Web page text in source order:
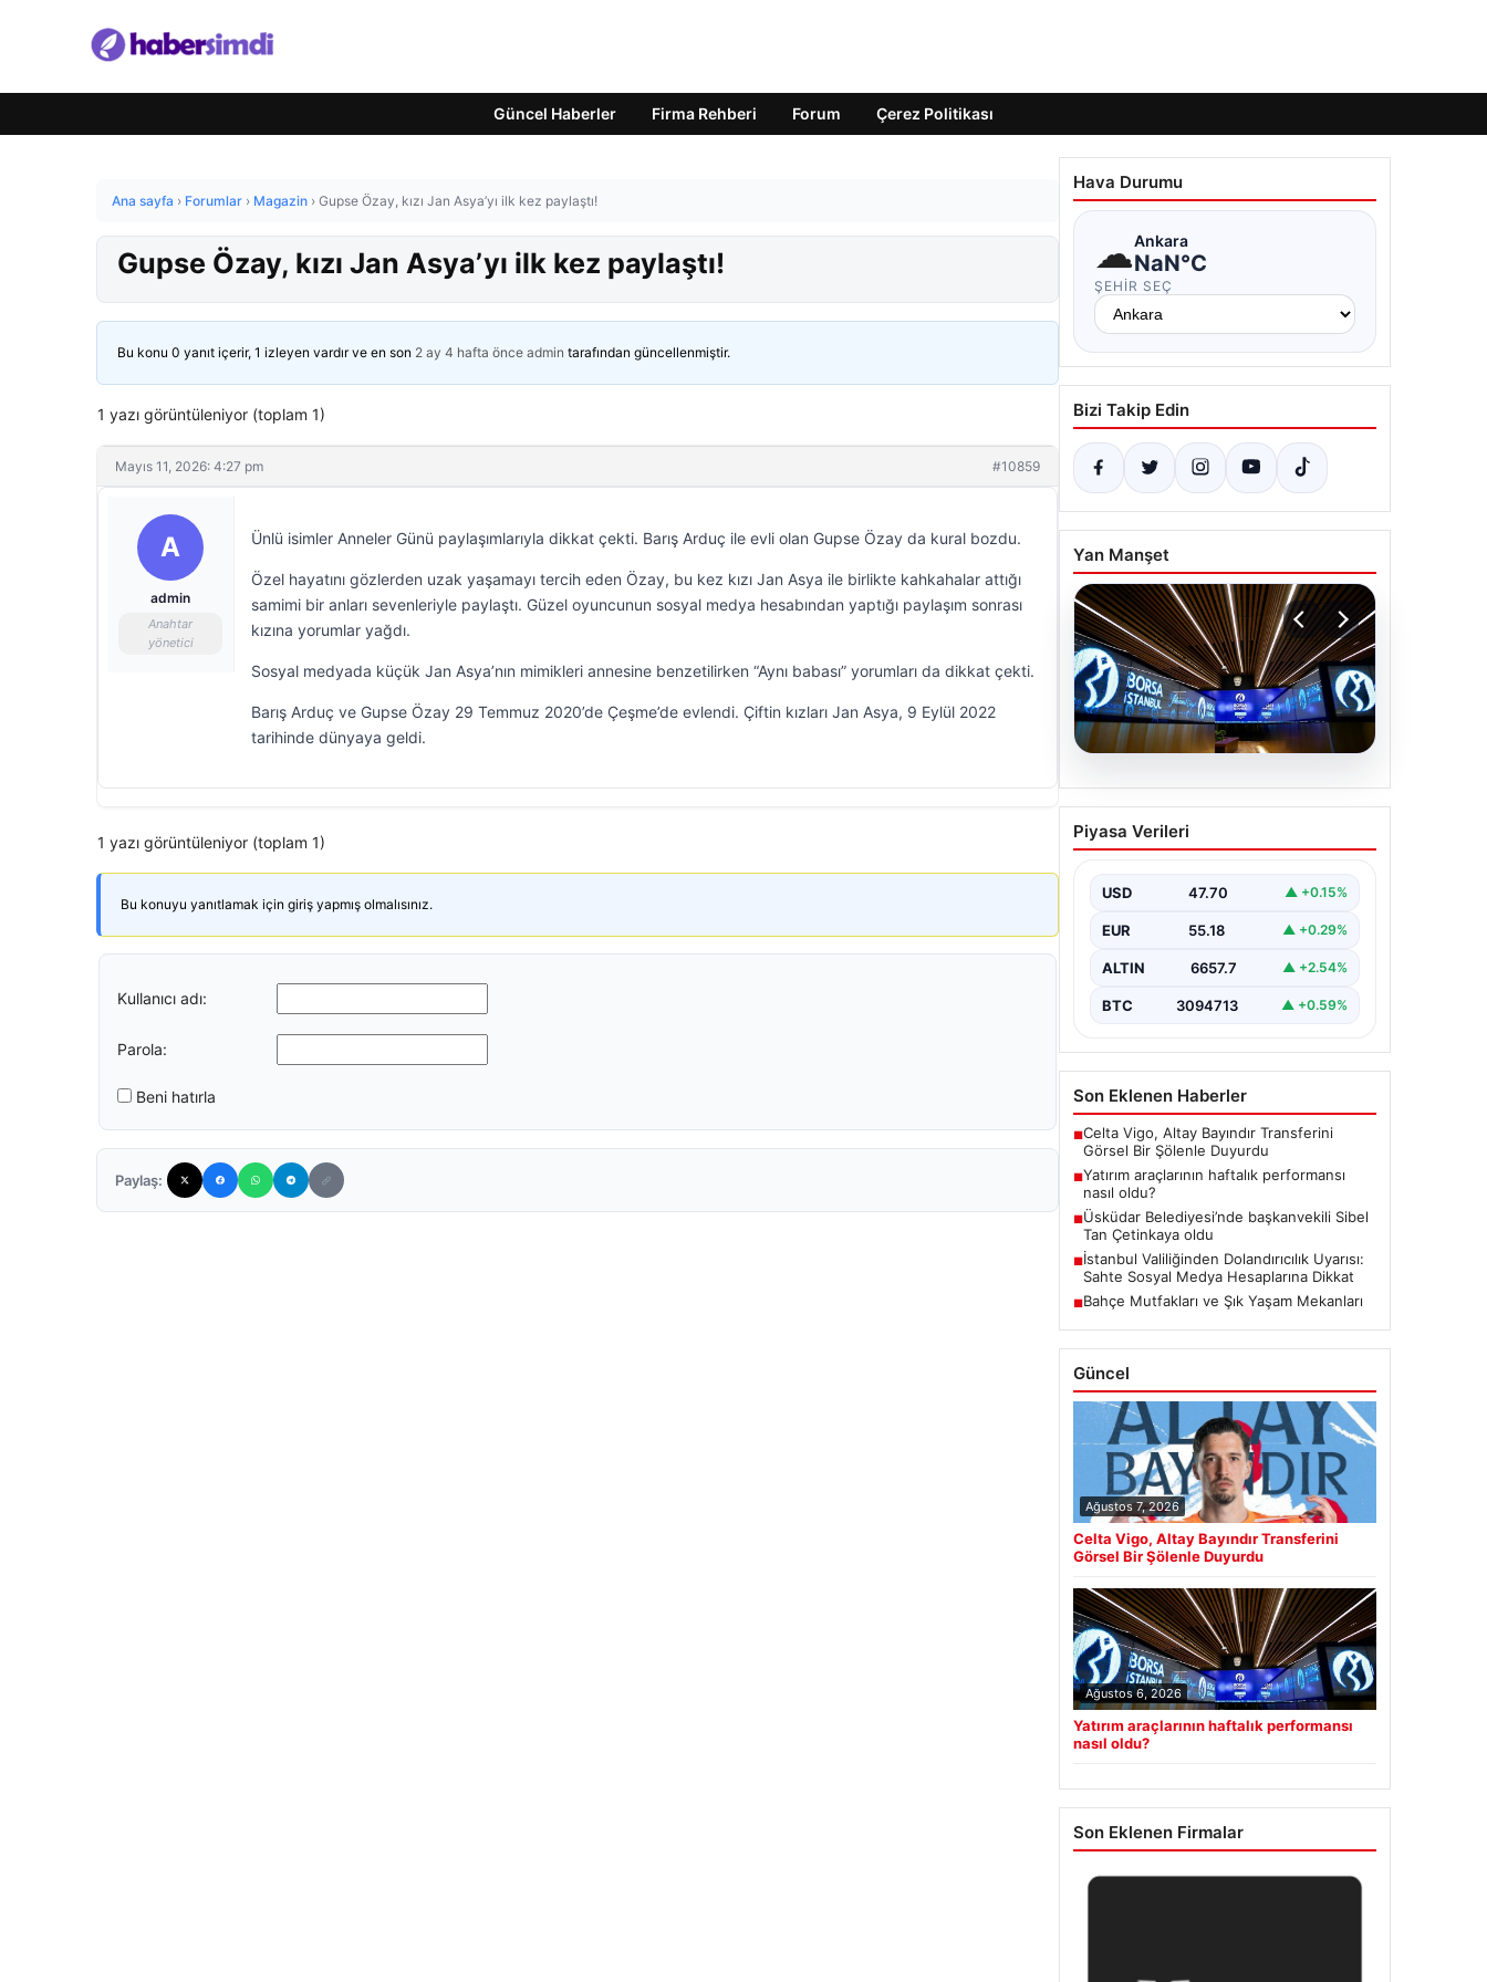
Güncel Haberler Firma Rehberi Forum Çerez Politikası
Ana sayfa › Forumlar › Magazin › Gupse Özay, kızı Jan Asya’yı ilk kez paylaştı!
Gupse Özay, kızı Jan Asya’yı ilk kez paylaştı!
Bu konu 0 yanıt içerir, 1 izleyen vardır ve en son 2 ay 4 hafta önce admin tarafından güncellenmiştir.
1 yazı görüntüleniyor (toplam 1)
Mayıs 11, 2026: 4:27 pm #10859
A
admin
Anahtar
yönetici
Ünlü isimler Anneler Günü paylaşımlarıyla dikkat çekti. Barış Arduç ile evli olan Gupse Özay da kural bozdu.
Özel hayatını gözlerden uzak yaşamayı tercih eden Özay, bu kez kızı Jan Asya ile birlikte kahkahalar attığı
samimi bir anları sevenleriyle paylaştı. Güzel oyuncunun sosyal medya hesabından yaptığı paylaşım sonrası
kızına yorumlar yağdı.
Sosyal medyada küçük Jan Asya’nın mimikleri annesine benzetilirken “Aynı babası” yorumları da dikkat çekti.
Barış Arduç ve Gupse Özay 29 Temmuz 2020’de Çeşme’de evlendi. Çiftin kızları Jan Asya, 9 Eylül 2022
tarihinde dünyaya geldi.
1 yazı görüntüleniyor (toplam 1)
Bu konuyu yanıtlamak için giriş yapmış olmalısınız.
Kullanıcı adı:
Parola:
Beni hatırla
Paylaş:
Hava Durumu
☁Ankara
NaN°C
ŞEHIR SEÇ
Bizi Takip Edin
Yan Manşet
Yatırım araçlarının haftalık
performansı nasıl oldu?
Piyasa Verileri
USD 47.70 ▲ +0.15%
EUR 55.18 ▲ +0.29%
ALTIN 6657.7 ▲ +2.54%
BTC 3094713 ▲ +0.59%
Son Eklenen Haberler
■Celta Vigo, Altay Bayındır Transferini
Görsel Bir Şölenle Duyurdu
■Yatırım araçlarının haftalık performansı
nasıl oldu?
■Üsküdar Belediyesi’nde başkanvekili Sibel
Tan Çetinkaya oldu
■İstanbul Valiliğinden Dolandırıcılık Uyarısı:
Sahte Sosyal Medya Hesaplarına Dikkat
■Bahçe Mutfakları ve Şık Yaşam Mekanları
Güncel
Ağustos 7, 2026
Celta Vigo, Altay Bayındır Transferini
Görsel Bir Şölenle Duyurdu
Ağustos 6, 2026
Yatırım araçlarının haftalık performansı
nasıl oldu?
Son Eklenen Firmalar